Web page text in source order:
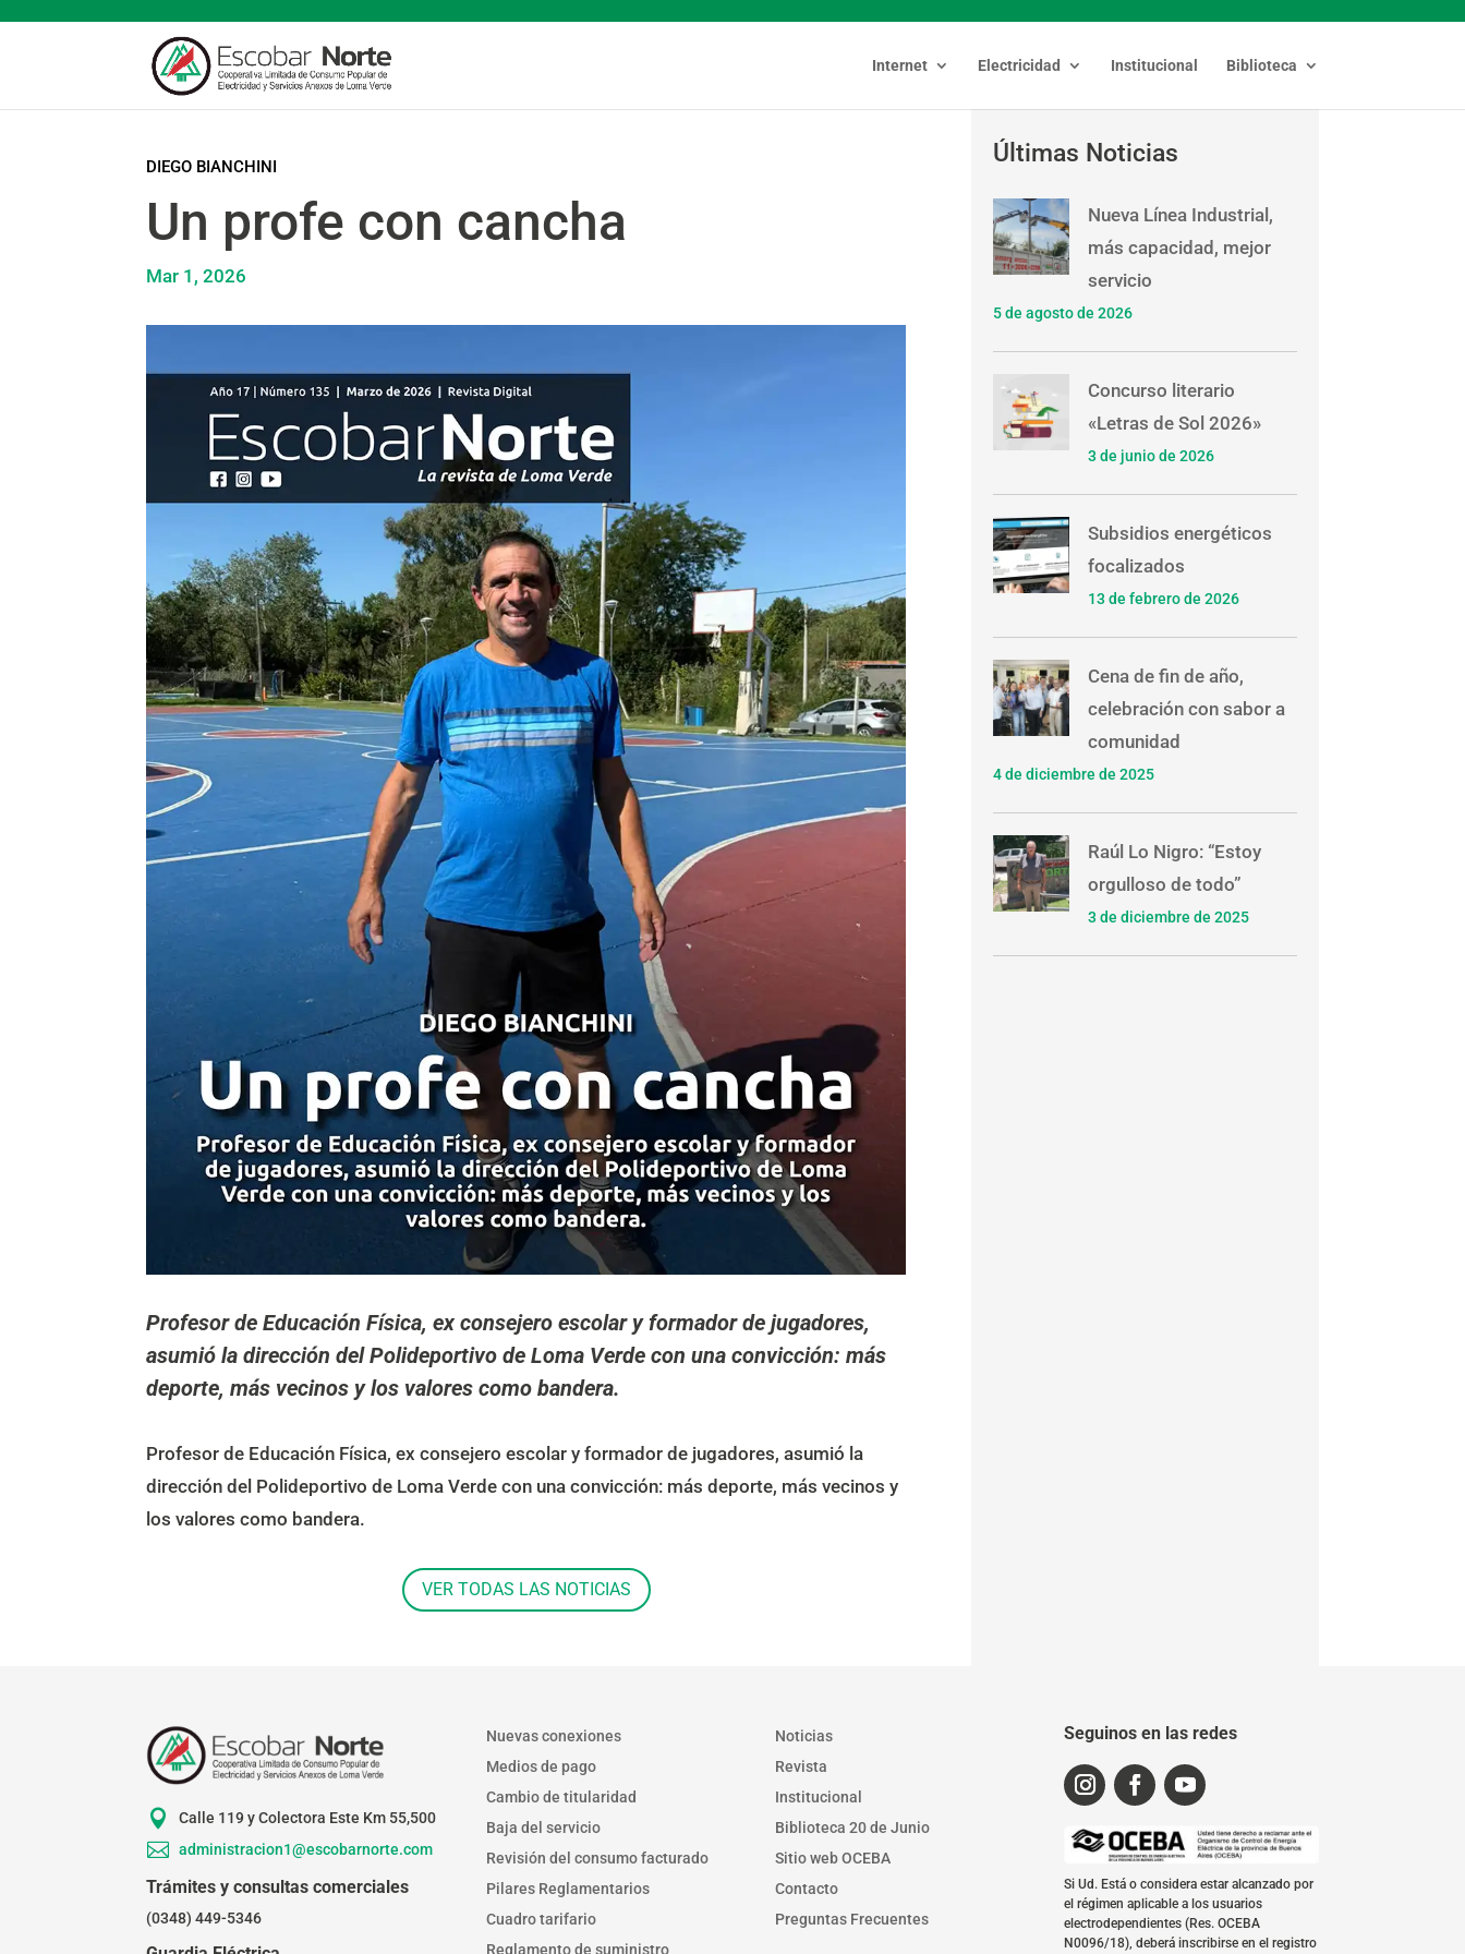
Internet Electricidad Institucional Biblioteca
DIEGO BIANCHINI
Un profe con cancha
Mar 1, 2026
Profesor de Educación Física, ex consejero escolar y formador de jugadores,
asumió la dirección del Polideportivo de Loma Verde con una convicción: más
deporte, más vecinos y los valores como bandera.
Profesor de Educación Física, ex consejero escolar y formador de jugadores, asumió la
dirección del Polideportivo de Loma Verde con una convicción: más deporte, más vecinos y
los valores como bandera.
VER TODAS LAS NOTICIAS
Últimas Noticias
Nueva Línea Industrial,
más capacidad, mejor
servicio
5 de agosto de 2026
Concurso literario
«Letras de Sol 2026»
3 de junio de 2026
Subsidios energéticos
focalizados
13 de febrero de 2026
Cena de fin de año,
celebración con sabor a
comunidad
4 de diciembre de 2025
Raúl Lo Nigro: “Estoy
orgulloso de todo”
3 de diciembre de 2025
 Calle 119 y Colectora Este Km 55,500
 administracion1@escobarnorte.com
Trámites y consultas comerciales
(0348) 449-5346
Nuevas conexiones
Medios de pago
Cambio de titularidad
Baja del servicio
Revisión del consumo facturado
Pilares Reglamentarios
Cuadro tarifario
Reglamento de suministro
Noticias
Revista
Institucional
Biblioteca 20 de Junio
Sitio web OCEBA
Contacto
Preguntas Frecuentes
Seguinos en las redes
Si Ud. Está o considera estar alcanzado por
el régimen aplicable a los usuarios
electrodependientes (Res. OCEBA
N0096/18), deberá inscribirse en el registro